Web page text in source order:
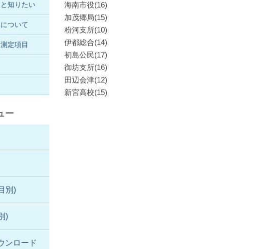
海南市役(16)
加茂郷局(15)
粉河支所(10)
伊都総合(14)
初島公民(17)
御坊支所(16)
田辺会津(12)
新宮高校(15)
知りたい
ついて
定項目
ー
別)
)
ンロード